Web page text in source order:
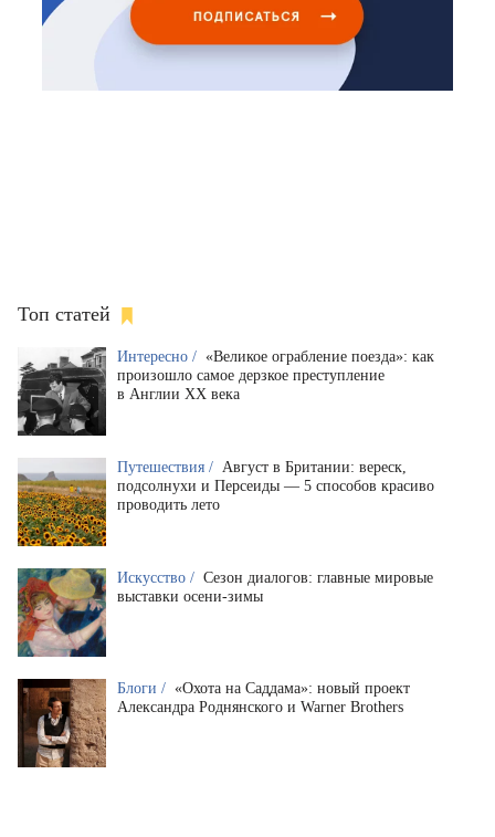
Топ статей
Интересно / «Великое ограбление поезда»: как
произошло самое дерзкое преступление
в Англии XX века
Путешествия / Август в Британии: вереск,
подсолнухи и Персеиды — 5 способов красиво
проводить лето
Искусство / Сезон диалогов: главные мировые
выставки осени-зимы
Блоги / «Охота на Саддама»: новый проект
Александра Роднянского и Warner Brothers